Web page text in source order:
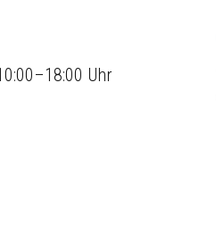
Uhr